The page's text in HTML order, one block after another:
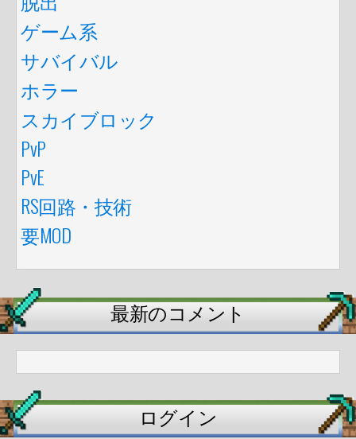
ゲーム系
サバイバル
ホラー
スカイブロック
PvP
PvE
RS回路・技術
要MOD
最新のコメント
ログイン